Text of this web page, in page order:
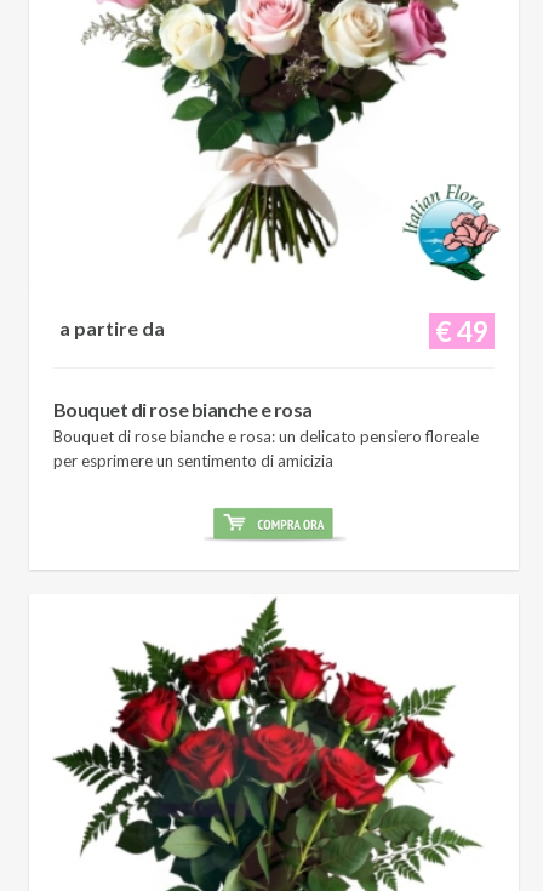
€ 49
a partire da
Bouquet di rose bianche e rosa
Bouquet di rose bianche e rosa: un delicato pensiero floreale
per esprimere un sentimento di amicizia